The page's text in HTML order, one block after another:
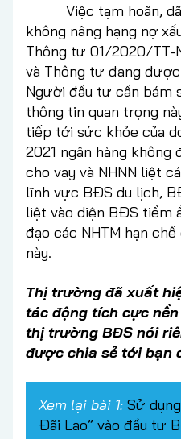
Việc tạm hoãn, dãn
không nâng hạng nợ
Thông tư 01/2020/TT-
và Thông tư đang
Người đầu tư cần bám
thông tin quan trọng
tiếp tới sức khỏe của
2021 ngân hàng không
cho vay và NHNN liệt
lĩnh vực BĐS du lịch,
liệt vào diện BĐS tiềm
đạo các NHTM hạn
này.
Thị trường đã xuất
tác động tích cực
thị trường BĐS nói
được chia sẻ tới bạn
Xem lại bài 1: Sử
Đãi Lao” vào đầu tư